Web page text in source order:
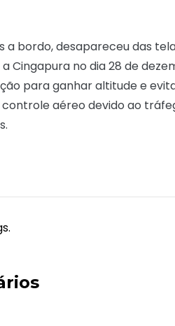
a bordo, desapareceu das
Cingapura no dia 28 de
para ganhar altitude e
aéreo devido ao